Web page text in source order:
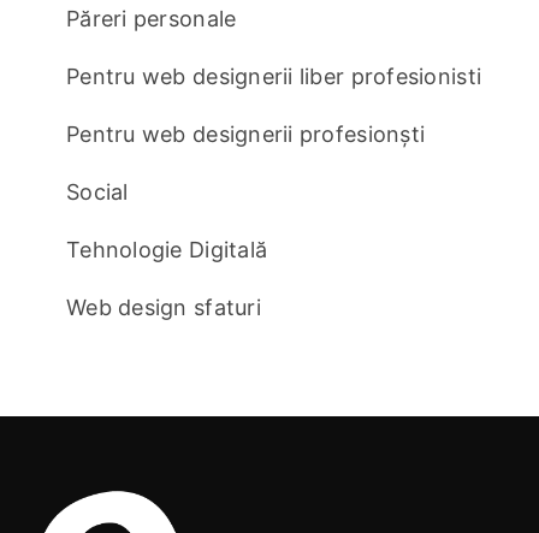
Păreri personale
Pentru web designerii liber profesionisti
Pentru web designerii profesionști
Social
Tehnologie Digitală
Web design sfaturi